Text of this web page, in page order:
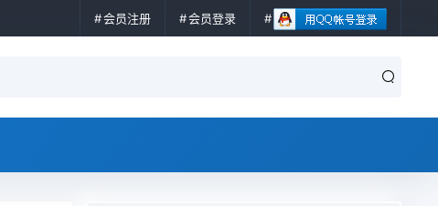
会员注册 会员登录